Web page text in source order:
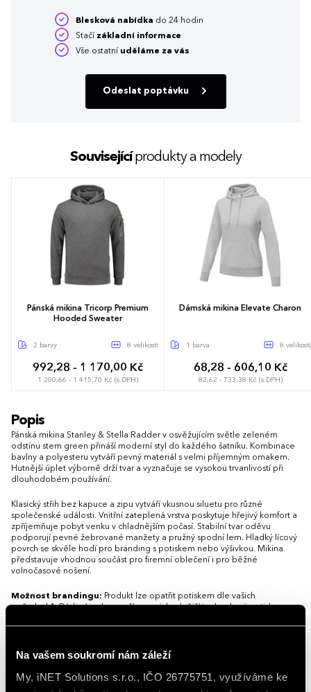
Na vašem soukromí nám záleží
My, iNET Solutions s.r.o., IČO 26775751, využíváme ke
Blesková nabídka do 24 hodin
Stačí základní informace
Vše ostatní uděláme za vás
Odeslat poptávku
Souvisejícíprodukty a modely
Pánská mikina Tricorp Premium
Hooded Sweater
2 barvy 8 velikostí
992,28 - 1 170,00 Kč
1 200,66 - 1 415,70 Kč (s DPH)
S
Dámská mikina Elevate Charon
1 barva 8 velikostí
68,28 - 606,10 Kč
82,62 - 733,38 Kč (s DPH)
Popis
Pánská mikina Stanley & Stella Radder v osvěžujícím světle zeleném
odstínu stem green přináší moderní styl do každého šatníku. Kombinace
bavlny a polyesteru vytváří pevný materiál s velmi příjemným omakem.
Hutnější úplet výborně drží tvar a vyznačuje se vysokou trvanlivostí při
dlouhodobém používání.
Klasický střih bez kapuce a zipu vytváří vkusnou siluetu pro různé
společenské události. Vnitřní zateplená vrstva poskytuje hřejivý komfort a
zpříjemňuje pobyt venku v chladnějším počasí. Stabilní tvar oděvu
podporují pevné žebrované manžety a pružný spodní lem. Hladký lícový
povrch se skvěle hodí pro branding s potiskem nebo výšivkou. Mikina
představuje vhodnou součást pro firemní oblečení i pro běžné
volnočasové nošení.
Možnost brandingu: Produkt lze opatřit potiskem dle vašich
požadavků. Rádi vám doporučíme nejvhodnější technologii potisku s
Gramáž 350 g/m²